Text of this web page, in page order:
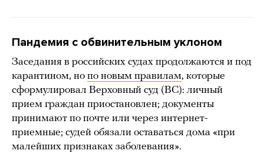
Пандемия с обвинительным уклоном
Заседания в российских судах продолжаются и под
карантином, но по новым правилам, которые
сформулировал Верховный суд (ВС): личный
прием граждан приостановлен; документы
принимают по почте или через интернет-
приемные; судей обязали оставаться дома «при
малейших признаках заболевания».